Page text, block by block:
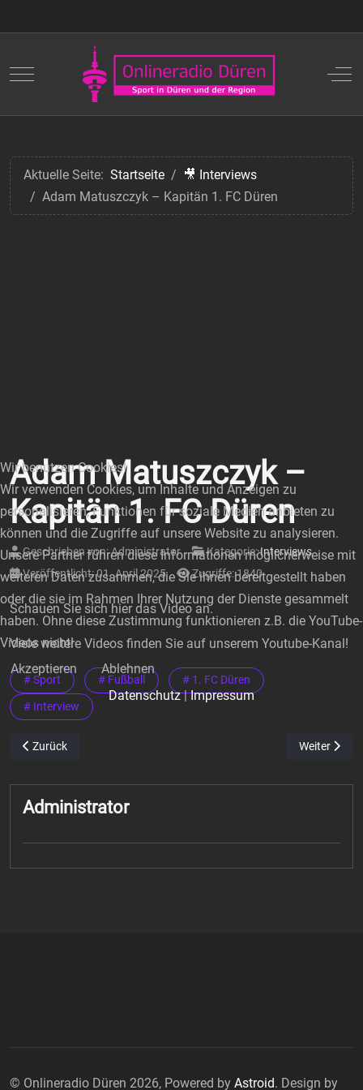
Mobile Menu Toggle Off-
Aktuelle Seite: Startseite
🎥 Interviews
Adam Matuszczyk – Kapitän 1. FC Düren
Adam Matuszczyk –
Kapitän 1. FC Düren
Geschrieben von:Administrator Kategorie:Interviews
Veröffentlicht: 01. April 2025
Zugriffe: 1840
Schauen Sie sich hier das Video an.
Viele weitere Videos finden Sie auf unserem Youtube-Kanal!
# Sport # Fußball # 1. FC Düren
# Interview
Vorheriger Beitrag: Trainer Kristopher Fetz – 1. FC Düren
Zurück Nächster
Weiter
Administrator
© Onlineradio Düren 2026, Powered by Astroid. Design by
Wir benutzen Cookies!
Wir verwenden Cookies, um Inhalte und Anzeigen zu
personalisieren, Funktionen für soziale Medien anbieten zu
können und die Zugriffe auf unsere Website zu analysieren.
Unsere Partner führen diese Informationen möglicherweise mit
weiteren Daten zusammen, die Sie ihnen bereitgestellt haben
oder die sie im Rahmen Ihrer Nutzung der Dienste gesammelt
haben. Ohne diese Zustimmung funktionieren z.B. die YouTube-
Videos nicht!
Akzeptieren
Ablehnen
Datenschutz|Impressum